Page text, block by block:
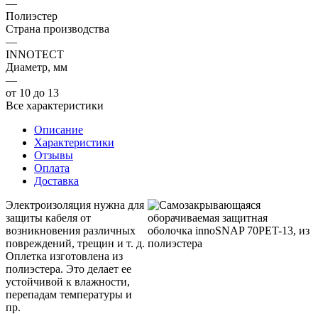
—
Полиэстер
Страна производства
—
INNOTECT
Диаметр, мм
—
от 10 до 13
Все характеристики
Описание
Характеристики
Отзывы
Оплата
Доставка
Электроизоляция нужна для
защиты кабеля от
возникновения различных
повреждений, трещин и т. д.
Оплетка изготовлена из
полиэстера. Это делает ее
устойчивой к влажности,
перепадам температуры и
пр.